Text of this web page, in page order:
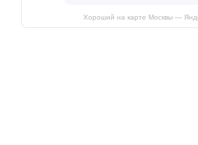
Хороший на карте Москвы —